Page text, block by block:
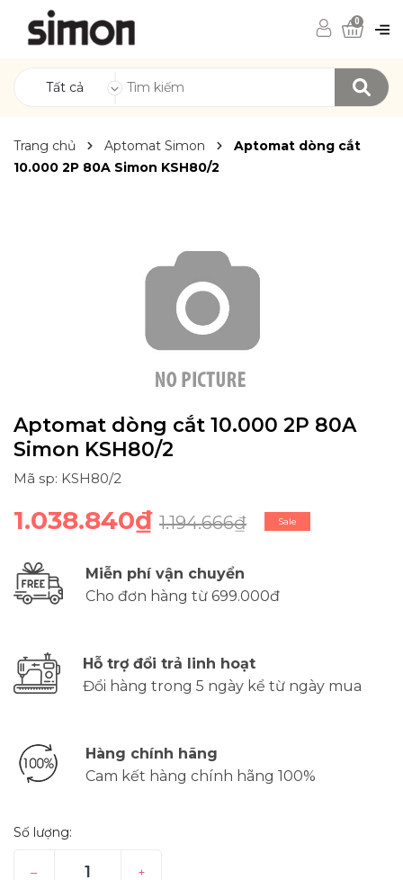
Tất cả
0
Trang chủ Aptomat Simon
Aptomat dòng cắt
10.000 2P 80A Simon KSH80/2
Aptomat dòng cắt 10.000 2P 80A
Simon KSH80/2
Mã sp: KSH80/2
1.038.840₫ 1.194.666₫ Sale
Miễn phí vận chuyển
Cho đơn hàng từ 699.000đ
Hỗ trợ đổi trả linh hoạt
Đổi hàng trong 5 ngày kể từ ngày mua
Hàng chính hãng
Cam kết hàng chính hãng 100%
Số lượng:
– +